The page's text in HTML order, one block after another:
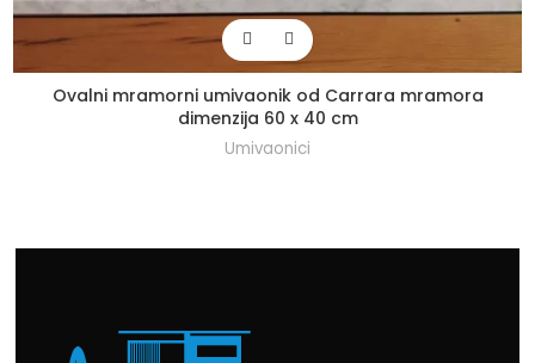
Ovalni mramorni umivaonik od Carrara mramora
dimenzija 60 x 40 cm
Umivaonici